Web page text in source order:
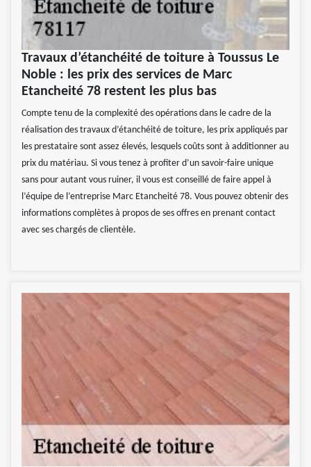
Travaux d’étanchéité de toiture à Toussus Le
Noble : les prix des services de Marc
Etancheité 78 restent les plus bas
Compte tenu de la complexité des opérations dans le cadre de la
réalisation des travaux d’étanchéité de toiture, les prix appliqués par
les prestataire sont assez élevés, lesquels coûts sont à additionner au
prix du matériau. Si vous tenez à profiter d’un savoir-faire unique
sans pour autant vous ruiner, il vous est conseillé de faire appel à
l’équipe de l’entreprise Marc Etancheité 78. Vous pouvez obtenir des
informations complètes à propos de ses offres en prenant contact
avec ses chargés de clientèle.